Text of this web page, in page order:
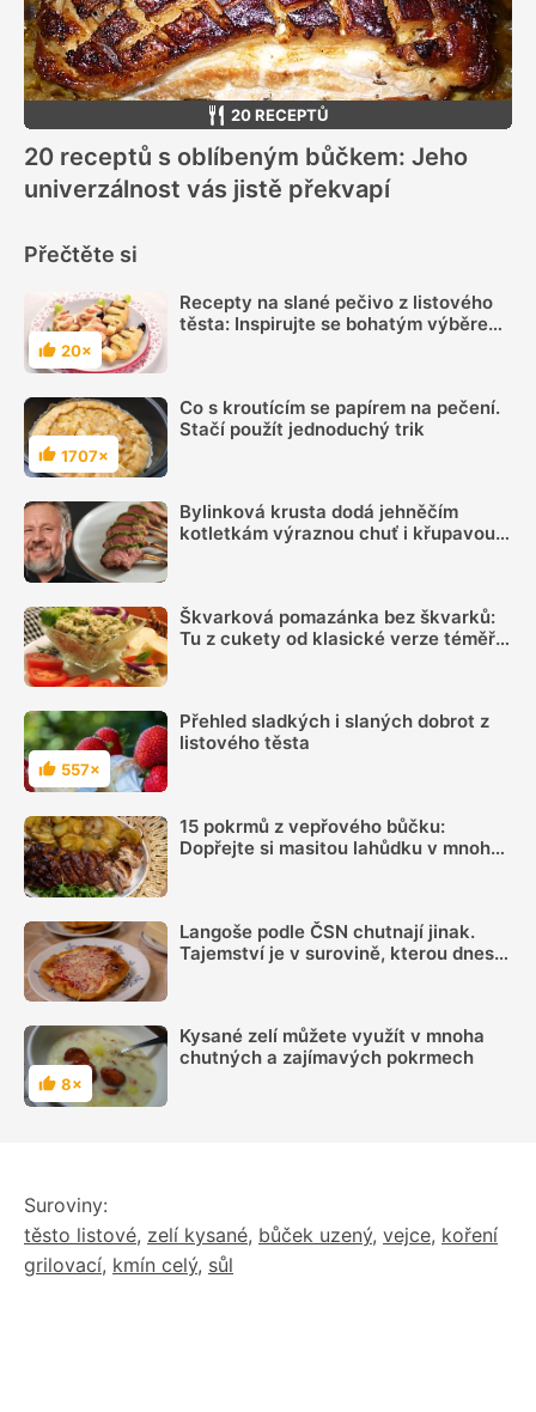
20 RECEPTŮ
20 receptů s oblíbeným bůčkem: Jeho
univerzálnost vás jistě překvapí
Přečtěte si
Hodnocení
20×
Recepty na slané pečivo z listového
těsta: Inspirujte se bohatým výběrem
Hodnocení
1707×
Co s kroutícím se papírem na pečení.
Stačí použít jednoduchý trik
Bylinková krusta dodá jehněčím
kotletkám výraznou chuť i křupavou
Škvarková pomazánka bez škvarků:
Tu z cukety od klasické verze téměř
Hodnocení
557×
Přehled sladkých i slaných dobrot z
listového těsta
15 pokrmů z vepřového bůčku:
Dopřejte si masitou lahůdku v mnoha
Langoše podle ČSN chutnají jinak.
Tajemství je v surovině, kterou dnes
Hodnocení
8×
Kysané zelí můžete využít v mnoha
chutných a zajímavých pokrmech
Suroviny:
těsto listové, zelí kysané, bůček uzený, vejce, koření
grilovací, kmín celý, sůl